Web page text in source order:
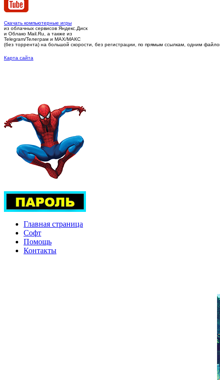
Скачать компьютерные игры
из облачных сервисов Яндекс.Диск
и Облако Mail.Ru, а также из
Telegram/Телеграм и MAX/МАКС
(без торрента) на большой скорости, без регистрации, по прямым ссылкам, одним
Карта сайта
Главная страница
Софт
Помощь
Контакты